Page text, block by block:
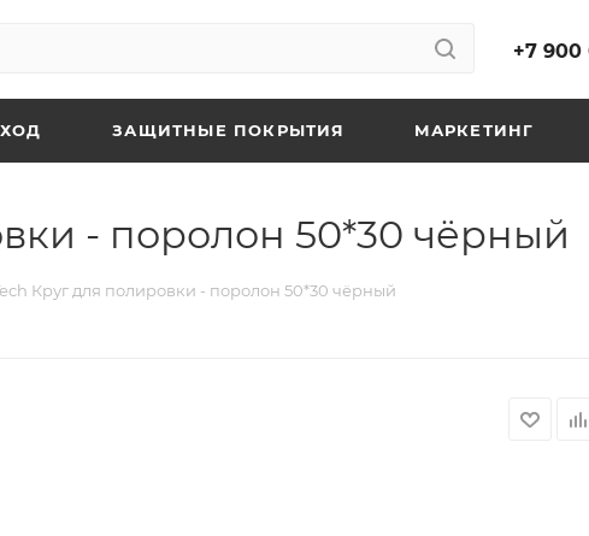
+7 900
ЗАЩИТНЫЕ ПОКРЫТИЯ МАРКЕТИНГ
- поролон 50*30 чёрный
Круг для полировки - поролон 50*30 чёрный